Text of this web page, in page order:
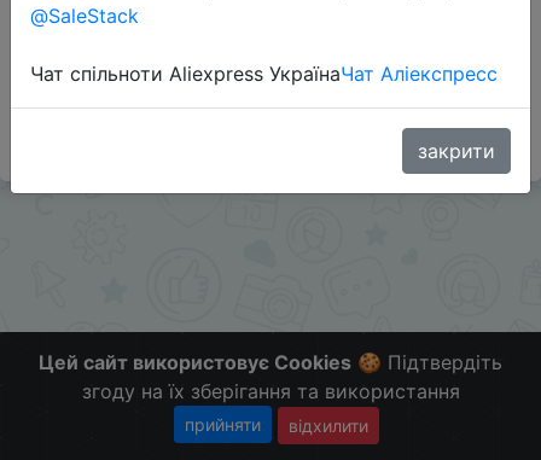
корзину! В других магазинах цена на часы от $160.
Цей сайт використовує Cookies 🍪 Підтвердіть
згоду на їх зберігання та використання
прийняти відхилити
@SaleStack
Чат спільноти Aliexpress УкраїнаЧат Аліекспресс
закрити